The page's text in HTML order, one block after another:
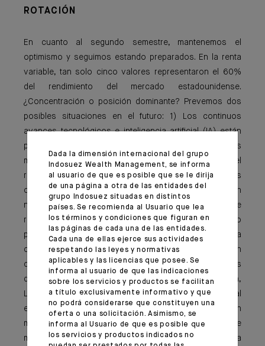
ROTACIÓN
En cuanto al segundo semestre, mantenemos el
optimismo y seguimos estando preparados. En la renta
variable, tan solo cinco valores representaron el 60%
del rendimiento del mercado estadounidense.
¿Concentración o posición dominante? Prevemos dos
posibles situaciones en el futuro: 1) Los continuos
avances tecnológicos e inteligencia artificial (IA) están
propulsando a las megacapitalizaciones a nuevos
máximos ; 2) Un mayor diferencial de rentabilidad entre el
resto de sectores del mercado, las pequeñas
capitalizaciones o los mercados emergentes, que, en
nuestra opinión, presentan un gran potencial de
recuperación. A título ilustrativo, julio ha estado marcado
por el gran rendimiento del índice Russell (pequeña
capitalización) respecto al S&P 500 (gran
capitalización), con uno de los cinco mayores
diferenciales de los últimos 45 años. En esta edición,
Lucas Meric analiza en profundidad el mercado laboral
estadounidense. Con el proceso de desinflación en
marcha, la actual desaceleración del empleo nos parece
más una normalización que un cambio repentino. Esta
Dada la dimensión internacional del grupo
Indosuez Wealth Management, se informa
al usuario de que es posible que se le dirija
de una página a otra de las entidades del
grupo Indosuez situadas en distintos
países. Se recomienda al Usuario que lea
los términos y condiciones que figuran en
las páginas de cada una de las entidades.
Cada una de ellas ejerce sus actividades
respetando las leyes y normativas
aplicables y las licencias que posee. Se
informa al usuario de que las indicaciones
sobre los servicios y productos se facilitan
a título exclusivamente informativo y que
no podrá considerarse que constituyen una
oferta o una solicitación. Asimismo, se
informa al Usuario de que es posible que
los servicios y productos indicados no